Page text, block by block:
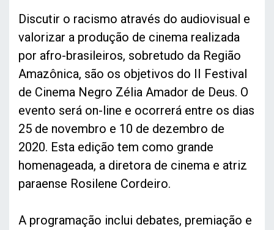
Discutir o racismo através do audiovisual e
valorizar a produção de cinema realizada
por afro-brasileiros, sobretudo da Região
Amazônica, são os objetivos do II Festival
de Cinema Negro Zélia Amador de Deus. O
evento será on-line e ocorrerá entre os dias
25 de novembro e 10 de dezembro de
2020. Esta edição tem como grande
homenageada, a diretora de cinema e atriz
paraense Rosilene Cordeiro.
A programação inclui debates, premiação e